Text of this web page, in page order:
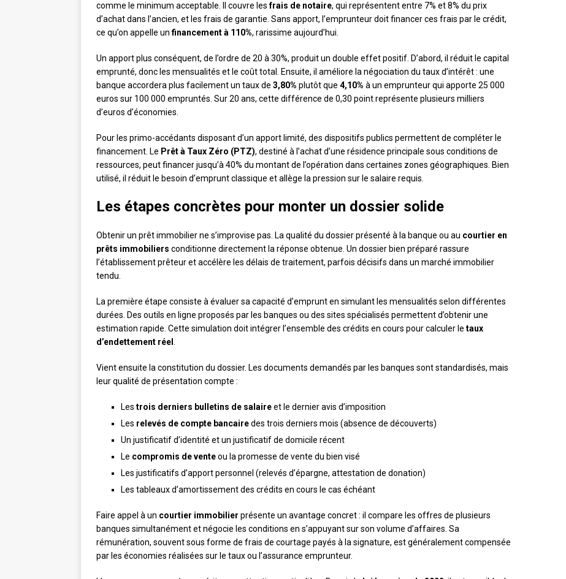
comme le minimum acceptable. Il couvre lesfrais de notaire, qui représentent entre 7% et 8% du prix
d’achat dans l’ancien, et les frais de garantie. Sans apport, l’emprunteur doit financer ces frais par le crédit,
ce qu’on appelle unfinancement à 110%, rarissime aujourd’hui.
Un apport plus conséquent, de l’ordre de 20 à 30%, produit un double effet positif. D’abord, il réduit le capital
emprunté, donc les mensualités et le coût total. Ensuite, il améliore la négociation du taux d’intérêt : une
banque accordera plus facilement un taux de 3,80% plutôt que 4,10% à un emprunteur qui apporte 25 000
euros sur 100 000 empruntés. Sur 20 ans, cette différence de 0,30 point représente plusieurs milliers
d’euros d’économies.
Pour les primo-accédants disposant d’un apport limité, des dispositifs publics permettent de compléter le
financement. Le Prêt à Taux Zéro (PTZ), destiné à l’achat d’une résidence principale sous conditions de
ressources, peut financer jusqu’à 40% du montant de l’opération dans certaines zones géographiques. Bien
utilisé, il réduit le besoin d’emprunt classique et allège la pression sur le salaire requis.
Les étapes concrètes pour monter un dossier solide
Obtenir un prêt immobilier ne s’improvise pas. La qualité du dossier présenté à la banque ou au courtier en
prêts immobiliers conditionne directement la réponse obtenue. Un dossier bien préparé rassure
l’établissement prêteur et accélère les délais de traitement, parfois décisifs dans un marché immobilier
tendu.
La première étape consiste à évaluer sa capacité d’emprunt en simulant les mensualités selon différentes
durées. Des outils en ligne proposés par les banques ou des sites spécialisés permettent d’obtenir une
estimation rapide. Cette simulation doit intégrer l’ensemble des crédits en cours pour calculer le taux
d’endettement réel
Vient ensuite la constitution du dossier. Les documents demandés par les banques sont standardisés, mais
leur qualité de présentation compte :
Les trois derniers bulletins de salaireet le dernier avis d’imposition
Les relevés de compte bancairedes trois derniers mois (absence de découverts)
Un justificatif d’identité et un justificatif de domicile récent
Le compromis de venteou la promesse de vente du bien visé
Les justificatifs d’apport personnel (relevés d’épargne, attestation de donation)
Les tableaux d’amortissement des crédits en cours le cas échéant
Faire appel à un courtier immobilier présente un avantage concret : il compare les offres de plusieurs
banques simultanément et négocie les conditions en s’appuyant sur son volume d’affaires. Sa
rémunération, souvent sous forme de frais de courtage payés à la signature, est généralement compensée
par les économies réalisées sur le taux ou l’assurance emprunteur.